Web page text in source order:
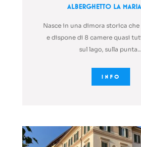
Alberghetto La
Nasce in una dimora storica che
e dispone di 8 camere quasi
sul lago, sulla
INFO